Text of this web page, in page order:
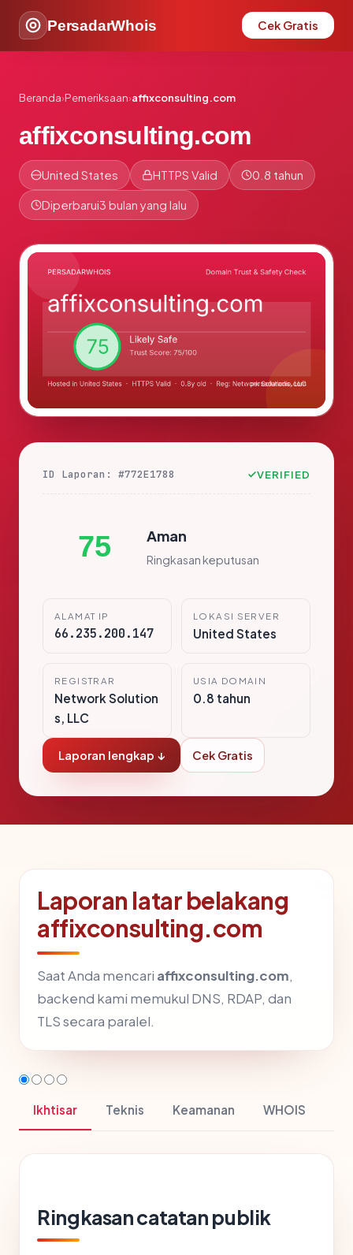
PersadarWhois Cek Gratis
Beranda›Pemeriksaan›affixconsulting.com
affixconsulting.com
United States HTTPS Valid 0.8 tahun
Diperbarui3 bulan yang lalu
ID Laporan: #772E1788 VERIFIED
75 Aman
Ringkasan keputusan
ALAMAT IP
66.235.200.147
LOKASI SERVER
United States
REGISTRAR
Network Solution
s, LLC
USIA DOMAIN
0.8 tahun
Laporan lengkap ↓ Cek Gratis
Laporan latar belakang
affixconsulting.com
Saat Anda mencari affixconsulting.com,
backend kami memukul DNS, RDAP, dan
TLS secara paralel.
Ikhtisar Teknis Keamanan WHOIS
Ringkasan catatan publik